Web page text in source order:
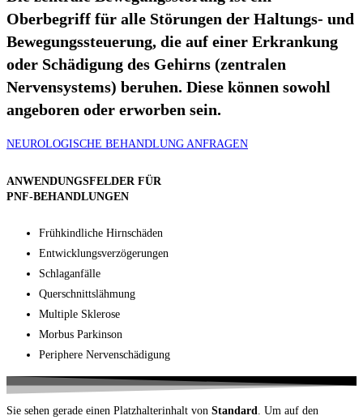
Oberbegriff für alle Störungen der Haltungs- und
Bewegungssteuerung, die auf einer Erkrankung
oder Schädigung des Gehirns (zentralen
Nervensystems) beruhen. Diese können sowohl
angeboren oder erworben sein.
NEUROLOGISCHE BEHANDLUNG ANFRAGEN
ANWENDUNGSFELDER FÜR
PNF-BEHANDLUNGEN
Frühkindliche Hirnschäden
Entwicklungsverzögerungen
Schlaganfälle
Querschnittslähmung
Multiple Sklerose
Morbus Parkinson
Periphere Nervenschädigung
Sie sehen gerade einen Platzhalterinhalt von Standard . Um auf den